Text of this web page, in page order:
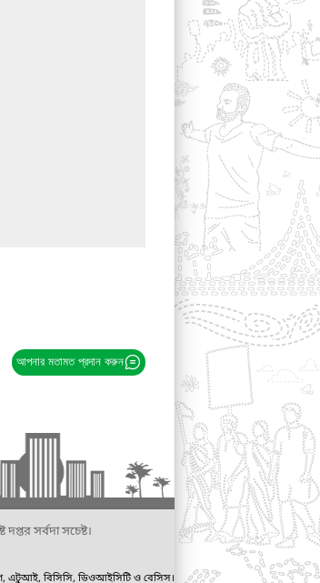
আপনার মতামত প্রদান করুন
সর্বদা সচেষ্ট।
এটুআই, বিসিসি, ডিওআইসিটি ও বেসিস।